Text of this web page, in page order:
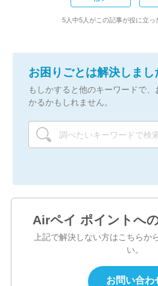
5人中5人がこの記事が役に立っ
お困りごとは解決しまし
もしかすると他のキーワードで
かるかもしれません。
Airペイ ポイントへ
上記で解決しない方はこちらか
い。